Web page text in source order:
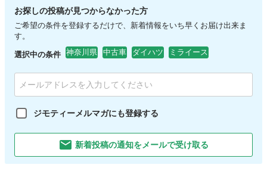
お探しの投稿が見つからなかった方
ご希望の条件を登録するだけで、新着情報をいち早くお届け出来ま
す。
選択中の条件 神奈川県 中古車 ダイハツ ミライース
ジモティーメルマガにも登録する
新着投稿の通知をメールで受け取る